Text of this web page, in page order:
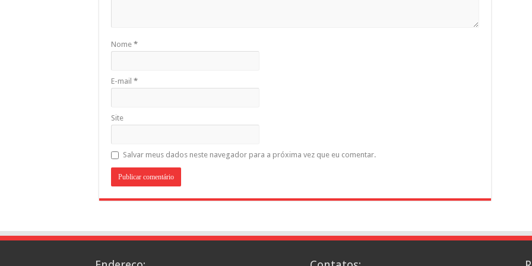
Nome *
E-mail *
Site
Salvar meus dados neste navegador para a próxima vez que eu comentar.